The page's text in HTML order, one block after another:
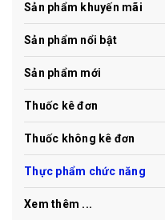
Sản phẩm khuyến mãi
Sản phẩm nổi bật
Sản phẩm mới
Thuốc kê đơn
Thuốc không kê đơn
Thực phẩm chức năng
Xem thêm ...